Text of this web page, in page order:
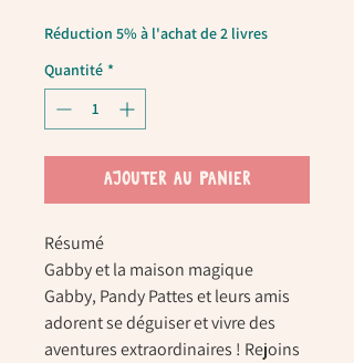
Réduction 5% à l'achat de 2 livres
Quantité *
AJOUTER AU PANIER
Résumé
Gabby et la maison magique
Gabby, Pandy Pattes et leurs amis
adorent se déguiser et vivre des
aventures extraordinaires ! Rejoins